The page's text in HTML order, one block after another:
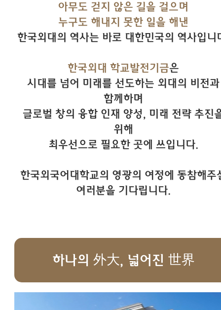
아무도 걷지 않은 길을 걸으며
누구도 해내지 못한 일을 해낸
한국외대의 역사는 바로 대한민국의 역사입니
한국외대 학교발전기금은
시대를 넘어 미래를 선도하는 외대의 비전과
함께하며
글로벌 창의 융합 인재 양성, 미래 전략 추진
위해
최우선으로 필요한 곳에 쓰입니다.
한국외국어대학교의 영광의 여정에 동참해주
여러분을 기다립니다.
하나의 外大, 넓어진 世界